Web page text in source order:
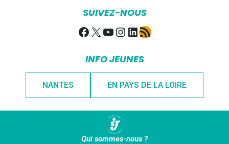
SUIVEZ-NOUS
Facebook
X YouTube
Instagram
LinkedIn
Flux RSS
INFO JEUNES
NANTES EN PAYS DE LA LOIRE
Qui sommes-nous ?